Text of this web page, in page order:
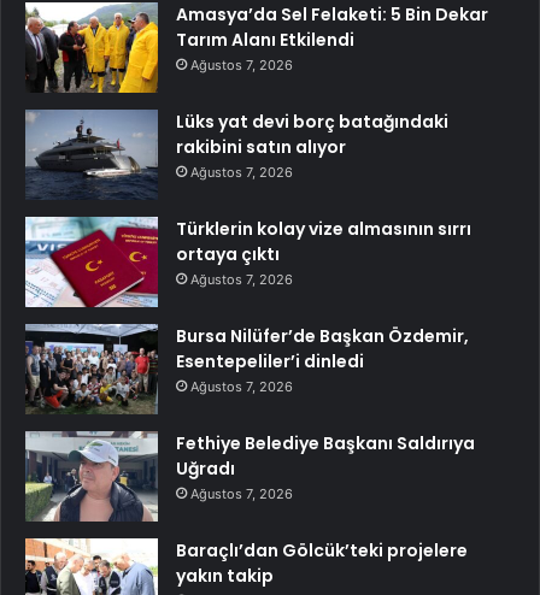
Amasya’da Sel Felaketi: 5 Bin Dekar
Tarım Alanı Etkilendi
Ağustos 7, 2026
Lüks yat devi borç batağındaki
rakibini satın alıyor
Ağustos 7, 2026
Türklerin kolay vize almasının sırrı
ortaya çıktı
Ağustos 7, 2026
Bursa Nilüfer’de Başkan Özdemir,
Esentepeliler’i dinledi
Ağustos 7, 2026
Fethiye Belediye Başkanı Saldırıya
Uğradı
Ağustos 7, 2026
Baraçlı’dan Gölcük’teki projelere
yakın takip